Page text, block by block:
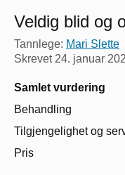
Veldig blid og
Tannlege: Mari Slette
Skrevet 24. januar
Samlet vurdering
Behandling
Tilgjengelighet og
Pris